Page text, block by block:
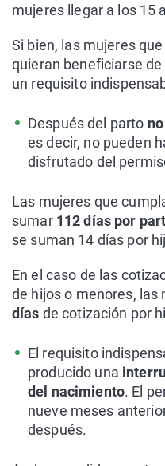
mujeres llegar a los 15
Si bien, las mujeres
quieran beneficiarse
un requisito
Después del parto
es decir, no pueden
disfrutado del
Las mujeres que
sumar 112 días por
se suman 14 días por
En el caso de las
de hijos o menores, las
días de cotización por
El requisito
producido una
del nacimiento. El
nueve meses
después.